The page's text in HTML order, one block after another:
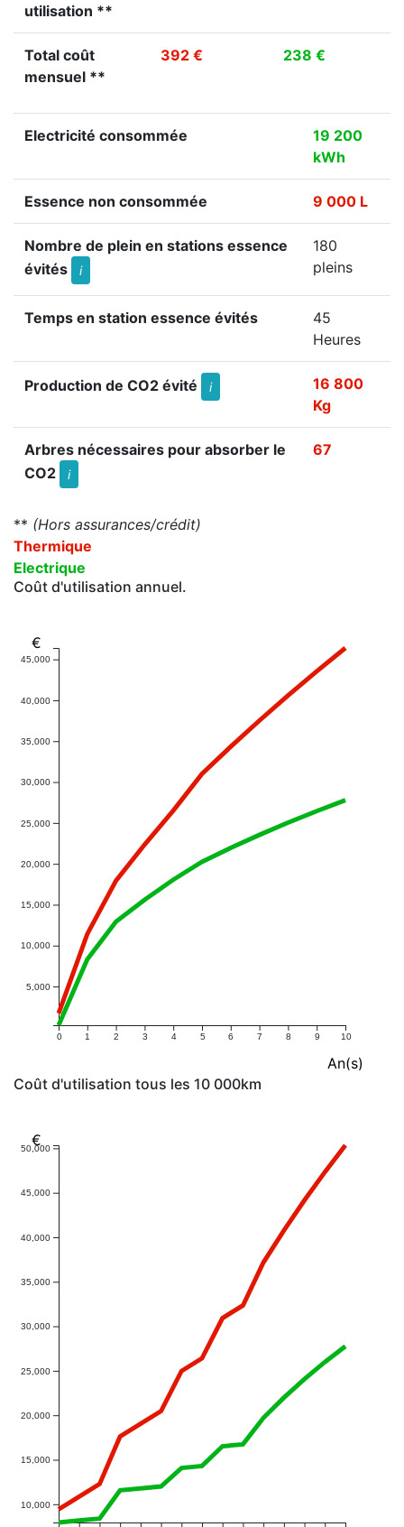
utilisation **
Total coût
mensuel **
392 € 238 €
Electricité consommée
19 200
kWh
Essence non consommée 9 000 L
Nombre de plein en stations essence
évités
i
180
pleins
Temps en station essence évités
45
Heures
Production de CO2 évité i
16 800
Kg
Arbres nécessaires pour absorber le
CO2
i
67
** (Hors assurances/crédit)
Thermique
Electrique
Coût d'utilisation annuel.
0 1 2 3 4 5 6 7 8 9 10
5,000
10,000
15,000
20,000
25,000
30,000
35,000
40,000
45,000
An(s)
€
Coût d'utilisation tous les 10 000km
10,000
15,000
20,000
25,000
30,000
35,000
40,000
45,000
50,000
€